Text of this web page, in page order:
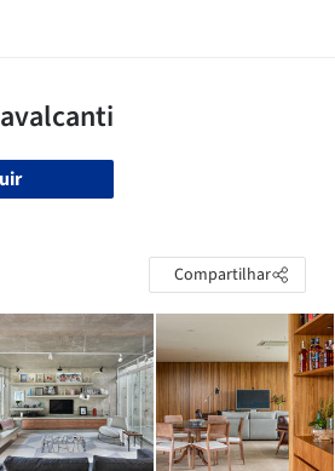
Compartilhar